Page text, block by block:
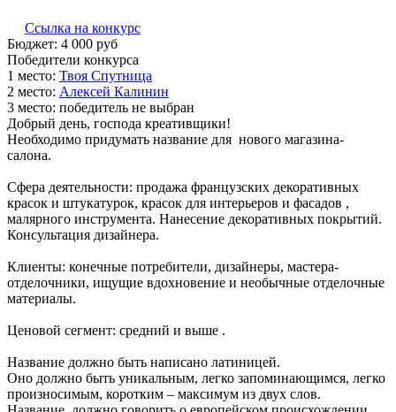
Ссылка на конкурс
Бюджет: 4 000 руб
Победители конкурса
1 место: Т­воя С­пут­ни­ца
2 место: Алек­сей Ка­линин
3 место: победитель не выбран
Добрый день, господа креативщики!
Необходимо придумать название для нового магазина-
салона.
Сфера деятельности: продажа французских декоративных
красок и штукатурок, красок для интерьеров и фасадов ,
малярного инструмента. Нанесение декоративных покрытий.
Консультация дизайнера.
Клиенты: конечные потребители, дизайнеры, мастера-
отделочники, ищущие вдохновение и необычные отделочные
материалы.
Ценовой сегмент: средний и выше .
Название должно быть написано латиницей.
Оно должно быть уникальным, легко запоминающимся, легко
произносимым, коротким – максимум из двух слов.